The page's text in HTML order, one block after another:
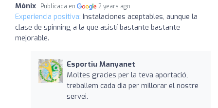
Mònix Publicada en 2 years ago
Experiencia positiva: Instalaciones aceptables, aunque la
clase de spinning a la que asistí bastante bastante
mejorable.
Esportiu Manyanet
Moltes gracies per la teva aportació,
treballem cada dia per millorar el nostre
servei.